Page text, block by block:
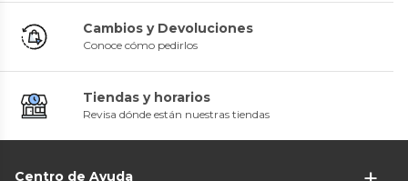
Cambios y Devoluciones
Conoce cómo pedirlos
Tiendas y horarios
Revisa dónde están nuestras tiendas
Centro de Ayuda